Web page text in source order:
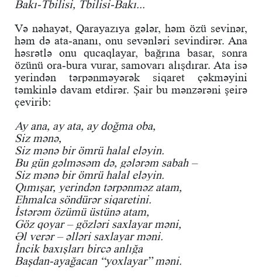
Bakı-Tbilisi, Tbilisi-Bakı...
Və nəhayət, Qarayazıya gələr, həm özü sevinər,
həm də ata-ananı, onu sevənləri sevindirər. Ana
həsrətlə onu qucaqlayar, bağrına basar, sonra
özünü ora-bura vurar, samovarı alışdırar. Ata isə
yerindən tərpənməyərək siqaret çəkməyini
təmkinlə davam etdirər. Şair bu mənzərəni şeirə
çevirib:
Ay ana, ay ata, ay doğma oba,
Siz mənə,
Siz mənə bir ömrü halal eləyin.
Bu gün gəlməsəm də, gələrəm sabah –
Siz mənə bir ömrü halal eləyin.
Qımışar, yerindən tərpənməz atam,
Ehmalca söndürər siqaretini.
İstərəm özümü üstünə atam,
Göz qoyar – gözləri saxlayar məni,
Əl verər – əlləri saxlayar məni.
İncik baxışları bircə anlığa
Başdan-ayağacan “yoxlayar” məni.